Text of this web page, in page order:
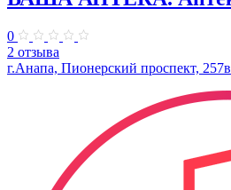
0
2 отзыва
г.Анапа, Пионерский проспект, 257в